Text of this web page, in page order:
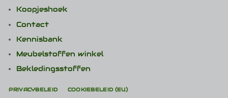
Koopjeshoek
Contact
Kennisbank
Meubelstoffen winkel
Bekledingsstoffen
PRIVACYBELEID COOKIEBELEID (EU)